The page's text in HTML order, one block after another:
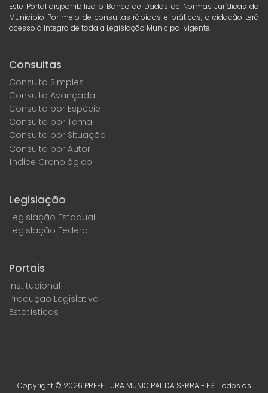
Este Portal disponibiliza o Banco de Dados de Normas Jurídicas do
Município Por meio de consultas rápidas e práticas, o cidadão terá
acesso à íntegra de toda a Legislação Municipal vigente.
Consultas
Consulta Simples
Consulta Avançada
Consulta por Espécie
Consulta por Tema
Consulta por Situação
Consulta por Autor
Índice Cronológico
Legislação
Legislação Estadual
Legislação Federal
Portais
Institucional
Produção Legislativa
Estatísticas
Copyright © 2026 PREFEITURA MUNICIPAL DA SERRA - ES. Todos os